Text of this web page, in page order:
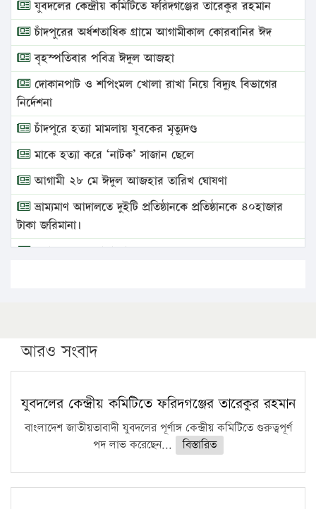
যুবদলের কেন্দ্রীয় কমিটিতে ফরিদগঞ্জের তারেকুর রহমান
চাঁদপুরের অর্ধশতাধিক গ্রামে আগামীকাল কোরবানির ঈদ
বৃহস্পতিবার পবিত্র ঈদুল আজহা
দোকানপাট ও শপিংমল খোলা রাখা নিয়ে বিদ্যুৎ বিভাগের
নির্দেশনা
চাঁদপুরে হত্যা মামলায় যুবকের মৃত্যুদণ্ড
মাকে হত্যা করে ‘নাটক’ সাজান ছেলে
আগামী ২৮ মে ঈদুল আজহার তারিখ ঘোষণা
ভ্রাম্যমাণ আদালতে দুইটি প্রতিষ্ঠানকে প্রতিষ্ঠানকে ৪০হাজার
টাকা জরিমানা।
এবার লঞ্চের ভাড়া বাড়ল
পিএইচডি করছেন কুয়েটের কৃতি…
সারা দেশে বজ্রাঘাতে ১৪ জনের প্রাণহানি
কঠোর হচ্ছে এসএসসি ও এইচএসসি পরীক্ষা
ফরিদগঞ্জে আগুনে পুড়লো ৬ ব্যবসা প্রতিষ্ঠান
আরও সংবাদ
যুবদলের কেন্দ্রীয় কমিটিতে ফরিদগঞ্জের তারেকুর রহমান
বাংলাদেশ জাতীয়তাবাদী যুবদলের পূর্ণাঙ্গ কেন্দ্রীয় কমিটিতে গুরুত্বপূর্ণ
পদ লাভ করেছেন...
বিস্তারিত